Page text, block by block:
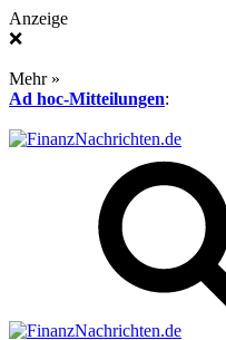
Anzeige
❌
Mehr »
Ad hoc-Mitteilungen: